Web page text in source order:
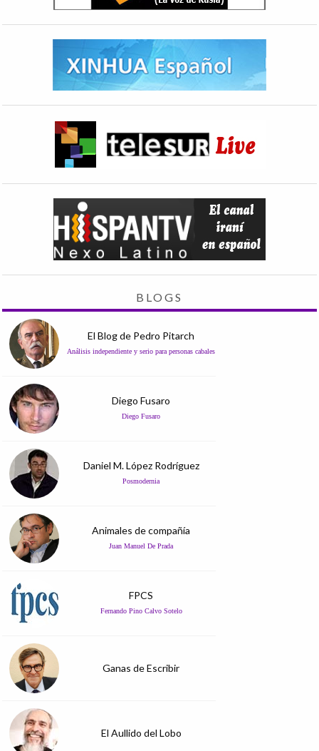
BLOGS
El Blog de Pedro Pitarch
Análisis independiente y serio para personas cabales
Diego Fusaro
Diego Fusaro
Daniel M. López Rodríguez
Posmodernia
Animales de compañía
Juan Manuel De Prada
FPCS
Fernando Pino Calvo Sotelo
Ganas de Escribir
El Aullido del Lobo